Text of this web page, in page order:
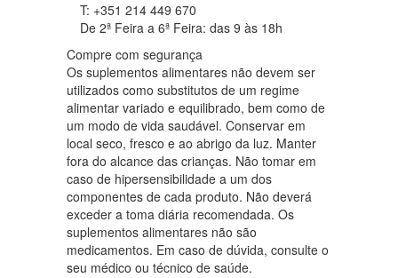
T: +351 214 449 670
De 2ª Feira a 6ª Feira: das 9 às 18h
Compre com segurança
Os suplementos alimentares não devem ser
utilizados como substitutos de um regime
alimentar variado e equilibrado, bem como de
um modo de vida saudável. Conservar em
local seco, fresco e ao abrigo da luz. Manter
fora do alcance das crianças. Não tomar em
caso de hipersensibilidade a um dos
componentes de cada produto. Não deverá
exceder a toma diária recomendada. Os
suplementos alimentares não são
medicamentos. Em caso de dúvida, consulte o
seu médico ou técnico de saúde.